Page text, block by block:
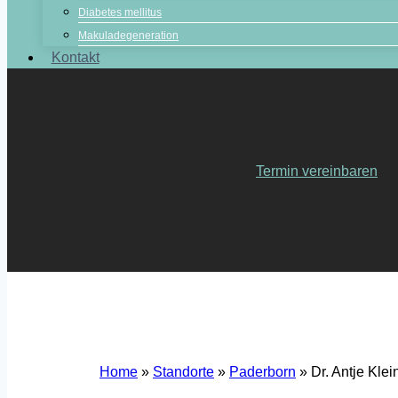
Diabetes mellitus
Makuladegeneration
Kontakt
Termin vereinbaren
Home » Standorte » Paderborn » Dr. Antje